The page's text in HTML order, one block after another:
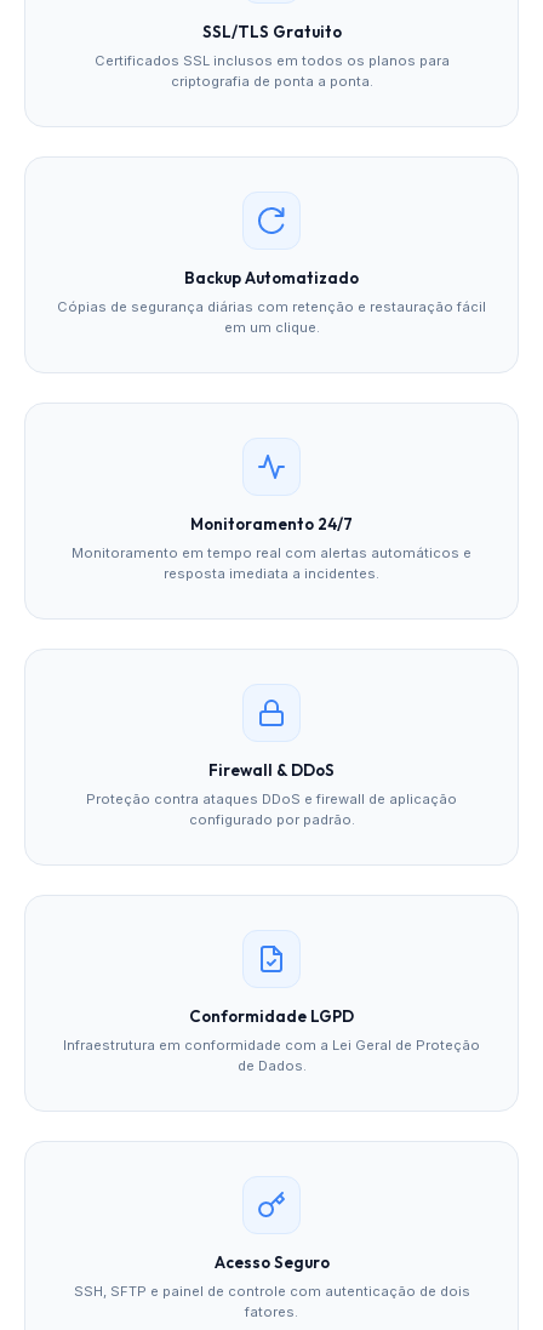
SSL/TLS Gratuito
Certificados SSL inclusos em todos os planos para
criptografia de ponta a ponta.
Backup Automatizado
Cópias de segurança diárias com retenção e restauração fácil
em um clique.
Monitoramento 24/7
Monitoramento em tempo real com alertas automáticos e
resposta imediata a incidentes.
Firewall & DDoS
Proteção contra ataques DDoS e firewall de aplicação
configurado por padrão.
Conformidade LGPD
Infraestrutura em conformidade com a Lei Geral de Proteção
de Dados.
Acesso Seguro
SSH, SFTP e painel de controle com autenticação de dois
fatores.